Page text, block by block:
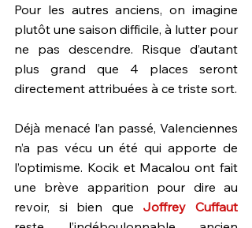
Pour les autres anciens, on imagine
plutôt une saison difficile, à lutter pour
ne pas descendre. Risque d’autant
plus grand que 4 places seront
directement attribuées à ce triste sort.
Déjà menacé l’an passé, Valenciennes
n’a pas vécu un été qui apporte de
l’optimisme. Kocik et Macalou ont fait
une brève apparition pour dire au
revoir, si bien que Joffrey Cuffaut